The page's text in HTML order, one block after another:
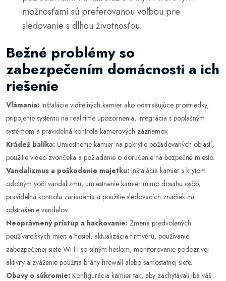
možnosťami sú preferovanou voľbou pre
sledovanie s dlhou životnosťou.
Bežné problémy so
zabezpečením domácnosti a ich
riešenie
Vlámania: Inštalácia viditeľných kamier ako odstrašujúce prostriedky,
pripojenie systému na real-time upozornenia, integrácia s poplašným
systémom a pravidelná kontrola kamerových záznamov.
Krádež balíka: Umiestnenie kamier na pokrytie požadovaných oblastí,
použitie video zvončeka a požiadanie o doručenie na bezpečné miesto.
Vandalizmus a poškodenie majetku: Inštalácia kamier s krytom
odolným voči vandalizmu, umiestnenie kamier mimo dosahu osôb,
pravidelná kontrola zariadenia a použitie sledovacích značiek na
odstrašenie vandalov.
Neoprávnený prístup a hackovanie: Zmena predvolených
používateľských mien a hesiel, aktualizácia firmvéru, používanie
zabezpečenej siete Wi-Fi so silným heslom, monitorovanie podozrivej
aktivity a zváženie použitia brány firewall alebo samostatnej siete.
Obavy o súkromie: Konfigurácia kamier tak, aby zachytávali iba váš